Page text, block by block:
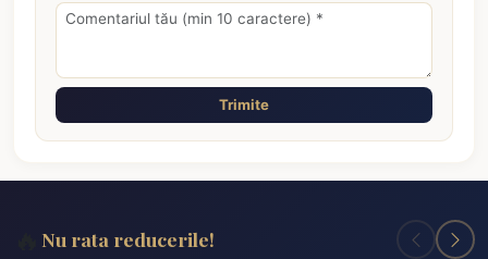
Trimite
Nu rata reducerile!